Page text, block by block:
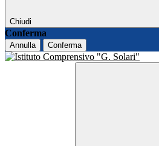
Chiudi
Conferma
Annulla Conferma